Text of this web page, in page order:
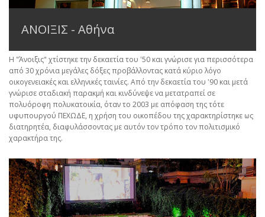
ΑΝΟΙΞΙΣ - Αθήνα
Η "Άνοιξις" χτίστηκε την δεκαετία του ʽ50 και γνώρισε για περισσότερα
από 30 χρόνια μεγάλες δόξες προβάλλοντας κατά κύριο λόγο
οικογενειακές και ελληνικές ταινίες. Από την δεκαετία του ʽ90 και μετά
γνώρισε σταδιακή παρακμή και κινδύνεψε να μετατραπεί σε
πολυόροφη πολυκατοικία, όταν το 2003 με απόφαση της τότε
υφυπουργού ΠΕΧΩΔΕ, η χρήση του οικοπέδου της χαρακτηρίστηκε ως
διατηρητέα, διαφυλάσσοντας με αυτόν τον τρόπο τον πολιτισμικό
χαρακτήρα της.